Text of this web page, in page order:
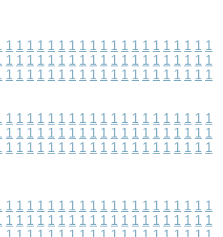
1 1 1 1 1 1 1 1 1 1 1 1 1 1 1 1 1 1 1 1
1 1 1 1 1 1 1 1 1 1 1 1 1 1 1 1 1 1 1 1
1 1 1 1 1 1 1 1 1 1 1 1 1 1 1 1 1 1 1 1
1 1 1 1 1 1 1 1 1 1 1 1 1 1 1 1 1 1 1 1
1 1 1 1 1 1 1 1 1 1 1 1 1 1 1 1 1 1 1 1
1 1 1 1 1 1 1 1 1 1 1 1 1 1 1 1 1 1 1 1
1 1 1 1 1 1 1 1 1 1 1 1 1 1 1 1 1 1 1 1
1 1 1 1 1 1 1 1 1 1 1 1 1 1 1 1 1 1 1 1